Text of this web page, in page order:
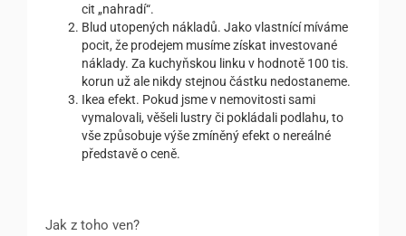
cit „nahradí“.
Blud utopených nákladů. Jako vlastnící míváme
pocit, že prodejem musíme získat investované
náklady. Za kuchyňskou linku v hodnotě 100 tis.
korun už ale nikdy stejnou částku nedostaneme.
Ikea efekt. Pokud jsme v nemovitosti sami
vymalovali, věšeli lustry či pokládali podlahu, to
vše způsobuje výše zmíněný efekt o nereálné
představě o ceně.
Jak z toho ven?